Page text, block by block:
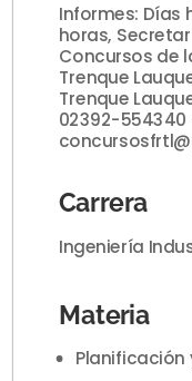
Informes: Días
horas,
Concursos de
Trenque
Trenque
02392-554340
Carrera
Ingeniería
Materia
Planificación